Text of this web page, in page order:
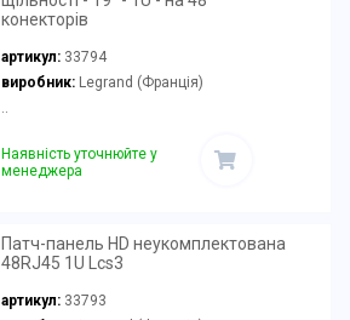
конекторів
артикул: 33794
виробник:Legrand (Франція)
..
Наявність уточнюйте у
менеджера
Патч-панель HD неукомплектована
48RJ45 1U Lcs3
артикул: 33793